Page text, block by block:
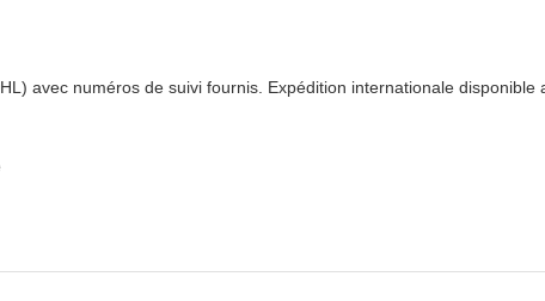
avec numéros de suivi fournis. Expédition internationale disponible